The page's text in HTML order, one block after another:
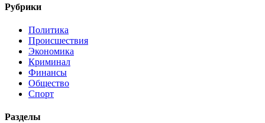
Рубрики
Политика
Происшествия
Экономика
Криминал
Финансы
Общество
Спорт
Разделы